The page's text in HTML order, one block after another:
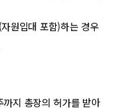
원입대 포함)하는 경우
지 총장의 허가를 받아